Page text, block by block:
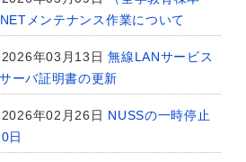
メンテナンス作業について
2026年03月13日 無線LANサービス
ーバ証明書の更新
2026年02月26日 NUSSの一時停止
日